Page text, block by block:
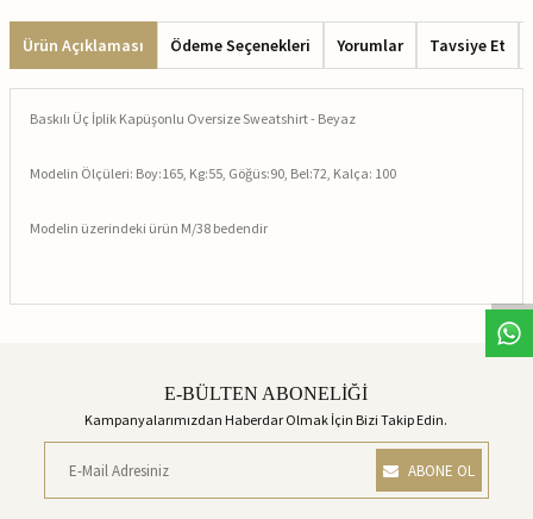
Ürün Açıklaması Ödeme Seçenekleri Yorumlar Tavsiye Et
Baskılı Üç İplik Kapüşonlu Oversize Sweatshirt - Beyaz
Modelin Ölçüleri: Boy:165, Kg:55, Göğüs:90, Bel:72, Kalça: 100
Modelin üzerindeki ürün M/38 bedendir
E-BÜLTEN ABONELİĞİ
Kampanyalarımızdan Haberdar Olmak İçin Bizi Takip Edin.
ABONE OL